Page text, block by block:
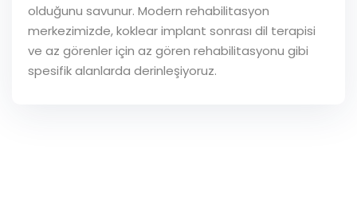
olduğunu savunur. Modern rehabilitasyon
merkezimizde, koklear implant sonrası dil terapisi
ve az görenler için az gören rehabilitasyonu gibi
spesifik alanlarda derinleşiyoruz.